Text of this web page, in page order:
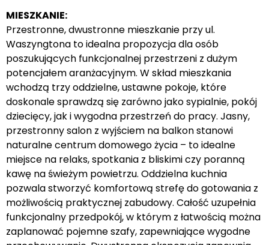
MIESZKANIE:
Przestronne, dwustronne mieszkanie przy ul.
Waszyngtona to idealna propozycja dla osób
poszukujących funkcjonalnej przestrzeni z dużym
potencjałem aranżacyjnym. W skład mieszkania
wchodzą trzy oddzielne, ustawne pokoje, które
doskonale sprawdzą się zarówno jako sypialnie, pokój
dziecięcy, jak i wygodna przestrzeń do pracy. Jasny,
przestronny salon z wyjściem na balkon stanowi
naturalne centrum domowego życia – to idealne
miejsce na relaks, spotkania z bliskimi czy poranną
kawę na świeżym powietrzu. Oddzielna kuchnia
pozwala stworzyć komfortową strefę do gotowania z
możliwością praktycznej zabudowy. Całość uzupełnia
funkcjonalny przedpokój, w którym z łatwością można
zaplanować pojemne szafy, zapewniające wygodne